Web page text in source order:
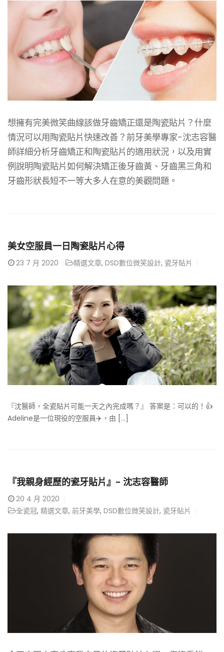
想擁有完美微笑曲線該做牙齒矯正還是陶瓷貼片？什麼
情況可以用陶瓷貼片快速改善？前牙美學專家-沈志容醫
師詳細分析牙齒矯正和陶瓷貼片的適用狀況，以及用實
例說明陶瓷貼片如何解決矯正後牙齒黃、牙齒黑三角和
牙齒形狀長短不一等大多人在意的美觀問題。
美女空服員一日陶瓷貼片心得
23 7 月 2020 精選文章, DSD數位微笑設計, 瓷牙貼片
『沈醫師，全瓷貼片可能一天之內完成嗎？』 答案是：可以的！👍
Adeline是一位現役的空服員✈️，由 [...]
『我親身經歷的瓷牙貼片』- 沈志容醫師
20 4 月 2020
全瓷冠, 精選文章, 前牙美學, DSD數位微笑設計, 瓷牙貼片